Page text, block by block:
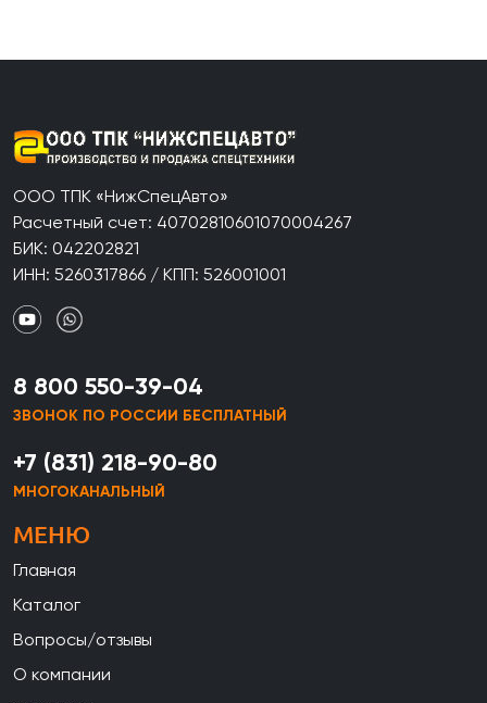
ООО ТПК «НижСпецАвто»
Расчетный счет: 40702810601070004267
БИК: 042202821
ИНН: 5260317866 / КПП: 526001001
8 800 550-39-04
ЗВОНОК ПО РОССИИ БЕСПЛАТНЫЙ
+7 (831) 218-90-80
МНОГОКАНАЛЬНЫЙ
МЕНЮ
Главная
Каталог
Вопросы/отзывы
О компании